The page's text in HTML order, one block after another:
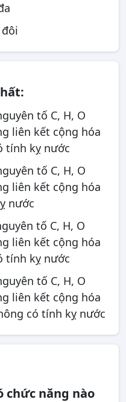
tố C, H, O
liên kết cộng hóa
tính kỵ nước
tố C, H, O
liên kết cộng hóa
nước
tố C, H, O
liên kết cộng hóa
tính kỵ nước
tố C, H, O
liên kết cộng hóa
có tính kỵ nước
chức năng nào